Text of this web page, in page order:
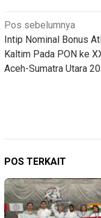
Navigasi
pos
Pos sebelumnya
Intip Nominal Bonus
Kaltim Pada PON ke
Aceh-Sumatra Utara
POS TERKAIT